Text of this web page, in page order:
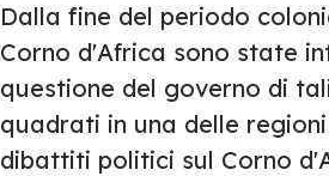
Dalla fine del periodo
Corno d'Africa sono state
questione del governo di
quadrati in una delle
dibattiti politici sul Corno